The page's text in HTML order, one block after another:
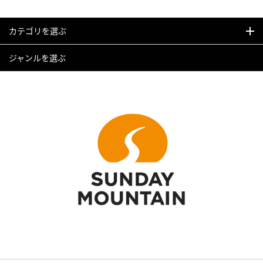
カテゴリを選ぶ
ジャンルを選ぶ